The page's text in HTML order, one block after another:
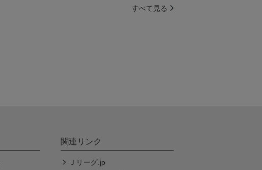
すべて見る
関連リンク
Ｊリーグ.jp